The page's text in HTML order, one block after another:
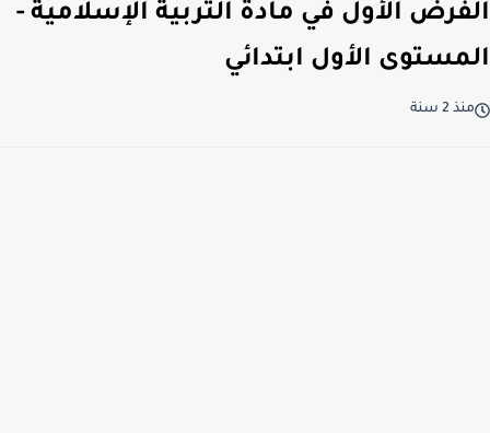
الفرض الأول في مادة التربية الإسلامية -
المستوى الأول ابتدائي
منذ 2 سنة